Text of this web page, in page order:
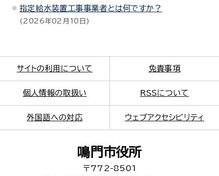
指定給水装置工事事業者とは何ですか？
2026年02月10日
サイトの利用について 免責事項
個人情報の取扱い RSSについて
外国語への対応 ウェブアクセシビリティ
鳴門市役所
〒772-8501